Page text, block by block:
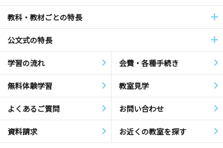
教科・教材ごとの特長
公文式の特長
学習の流れ 会費・各種手続き
無料体験学習 教室見学
よくあるご質問 お問い合わせ
資料請求 お近くの教室を探す